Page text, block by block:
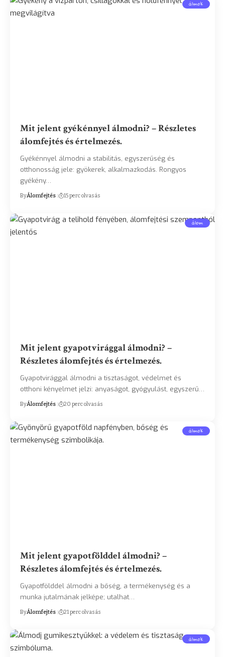
álmok
Mit jelent gyékénnyel álmodni? – Részletes
álomfejtés és értelmezés.
Gyékénnyel álmodni a stabilitás, egyszerűség és
otthonosság jele: gyökerek, alkalmazkodás. Rongyos
gyékény…
ByÁlomfejtés 15 perc olvasás
álom
Mit jelent gyapotvirággal álmodni? –
Részletes álomfejtés és értelmezés.
Gyapotvirággal álmodni a tisztaságot, védelmet és
otthoni kényelmet jelzi: anyaságot, gyógyulást, egyszerű…
ByÁlomfejtés 20 perc olvasás
álmok
Mit jelent gyapotfölddel álmodni? –
Részletes álomfejtés és értelmezés.
Gyapotfölddel álmodni a bőség, a termékenység és a
munka jutalmának jelképe; utalhat…
ByÁlomfejtés 21 perc olvasás
álmok